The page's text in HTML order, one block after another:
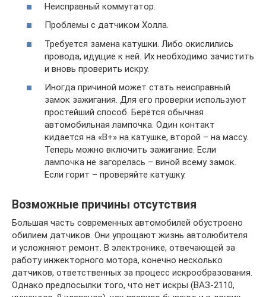
Неисправный коммутатор.
Проблемы с датчиком Холла.
Требуется замена катушки. Либо окислились
провода, идущие к ней. Их необходимо зачистить
и вновь проверить искру.
Иногда причиной может стать неисправный
замок зажигания. Для его проверки используют
простейший способ. Берётся обычная
автомобильная лампочка. Один контакт
кидается на «В+» на катушке, второй – на массу.
Теперь можно включить зажигание. Если
лампочка не загорелась – виной всему замок.
Если горит – проверяйте катушку.
Возможные причины отсутствия
Большая часть современных автомобилей обустроено
обилием датчиков. Они упрощают жизнь автолюбителя
и усложняют ремонт. В электронике, отвечающей за
работу инжекторного мотора, конечно несколько
датчиков, ответственных за процесс искрообразования.
Однако предпосылки того, что нет искры (ВАЗ-2110,